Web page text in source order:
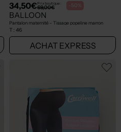
34,50€Prix boutique :
69,00€ -50%
BALLOON
Pantalon maternité - Tissage popeline marron
T : 46
ACHAT EXPRESS